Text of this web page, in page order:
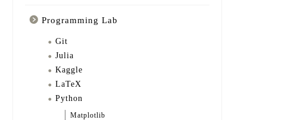
Programming Lab
Git
Julia
Kaggle
LaTeX
Python
Matplotlib